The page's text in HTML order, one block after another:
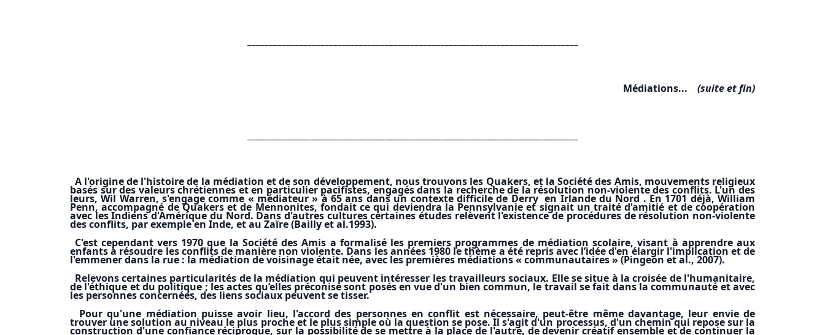
Médiations... (suite et fin)
A l'origine de l'histoire de la médiation et de son développement, nous trouvons les Quakers, et la Société des Amis, mouvements religieux
basés sur des valeurs chrétiennes et en particulier pacifistes, engagés dans la recherche de la résolution non-violente des conflits. L'un des
leurs, Wil Warren, s'engage comme « médiateur » à 65 ans dans un contexte difficile de Derry en Irlande du Nord . En 1701 déjà, William
Penn, accompagné de Quakers et de Mennonites, fondait ce qui deviendra la Pennsylvanie et signait un traité d'amitié et de coopération
avec les Indiens d'Amérique du Nord. Dans d'autres cultures certaines études relèvent l'existence de procédures de résolution non-violente
des conflits, par exemple en Inde, et au Zaïre (Bailly et al.1993).
C'est cependant vers 1970 que la Société des Amis a formalisé les premiers programmes de médiation scolaire, visant à apprendre aux
enfants à résoudre les conflits de manière non violente. Dans les années 1980 le thème a été repris avec l’idée d'en élargir l'implication et de
l'emmener dans la rue : la médiation de voisinage était née, avec les premières médiations « communautaires » (Pingeon et al., 2007).
Relevons certaines particularités de la médiation qui peuvent intéresser les travailleurs sociaux. Elle se situe à la croisée de l'humanitaire,
de l'éthique et du politique ; les actes qu’elles préconise sont posés en vue d'un bien commun, le travail se fait dans la communauté et avec
les personnes concernées, des liens sociaux peuvent se tisser.
Pour qu'une médiation puisse avoir lieu, l'accord des personnes en conflit est nécessaire, peut-être même davantage, leur envie de
trouver une solution au niveau le plus proche et le plus simple où la question se pose. Il s'agit d'un processus, d'un chemin qui repose sur la
construction d'une confiance réciproque, sur la possibilité de se mettre à la place de l'autre, de devenir créatif ensemble et de continuer la